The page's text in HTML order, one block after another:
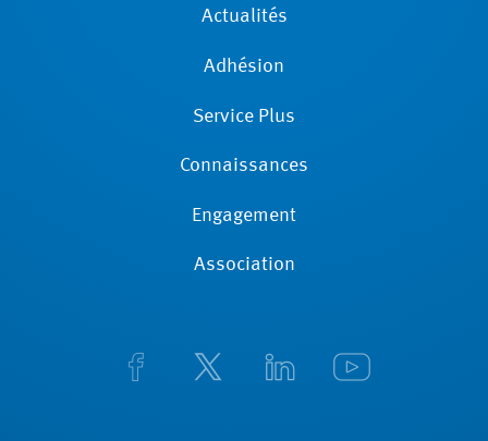
Actualités
Adhésion
Service Plus
Connaissances
Engagement
Association